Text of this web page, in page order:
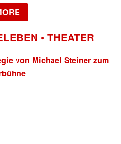
• THEATER
von Michael Steiner zum